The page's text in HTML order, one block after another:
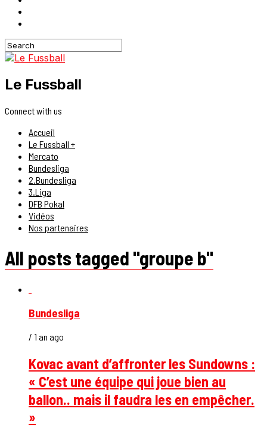
Le Fussball
Connect with us
Accueil
Le Fussball +
Mercato
Bundesliga
2.Bundesliga
3.Liga
DFB Pokal
Vidéos
Nos partenaires
All posts tagged "groupe b"
Bundesliga
/ 1 an ago
Kovac avant d’affronter les Sundowns :
« C’est une équipe qui joue bien au
ballon.. mais il faudra les en empêcher.
»